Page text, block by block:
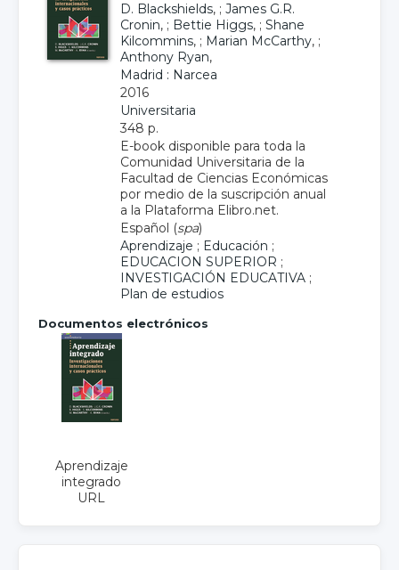
D. Blackshields, ; James G.R.
Cronin, ; Bettie Higgs, ; Shane
Kilcommins, ; Marian McCarthy, ;
Anthony Ryan,
Madrid : Narcea
2016
Universitaria
348 p.
E-book disponible para toda la
Comunidad Universitaria de la
Facultad de Ciencias Económicas
por medio de la suscripción anual
a la Plataforma Elibro.net.
Español (spa)
Aprendizaje ; Educación ;
EDUCACION SUPERIOR ;
INVESTIGACIÓN EDUCATIVA ;
Plan de estudios
Documentos electrónicos
Aprendizaje
integrado
URL